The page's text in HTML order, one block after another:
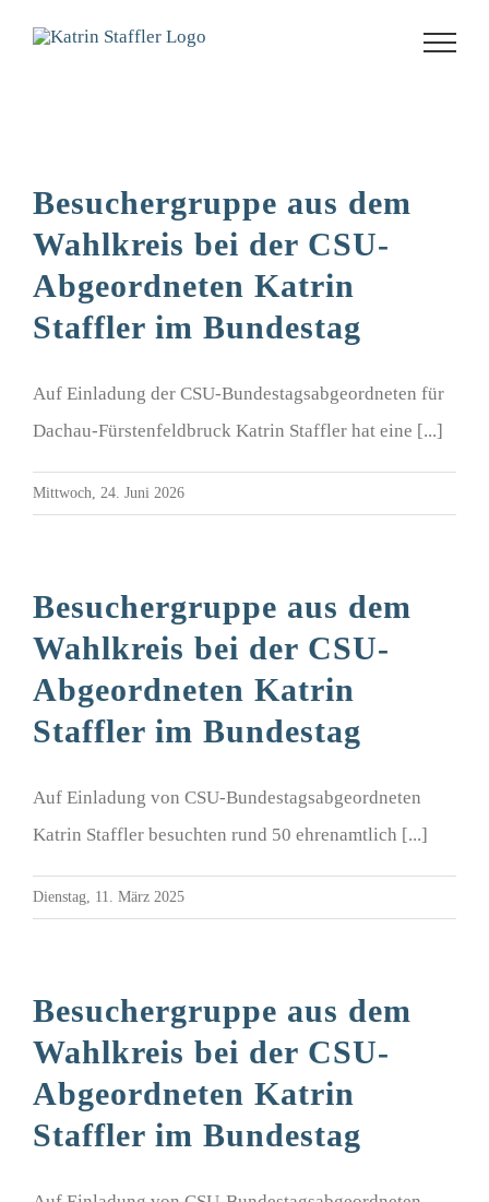
Besuchergruppe aus dem
Wahlkreis bei der CSU-
Abgeordneten Katrin
Staffler im Bundestag
Auf Einladung der CSU-Bundestagsabgeordneten für
Dachau-Fürstenfeldbruck Katrin Staffler hat eine [...]
Mittwoch, 24. Juni 2026
Besuchergruppe aus dem
Wahlkreis bei der CSU-
Abgeordneten Katrin
Staffler im Bundestag
Auf Einladung von CSU-Bundestagsabgeordneten
Katrin Staffler besuchten rund 50 ehrenamtlich [...]
Dienstag, 11. März 2025
Besuchergruppe aus dem
Wahlkreis bei der CSU-
Abgeordneten Katrin
Staffler im Bundestag